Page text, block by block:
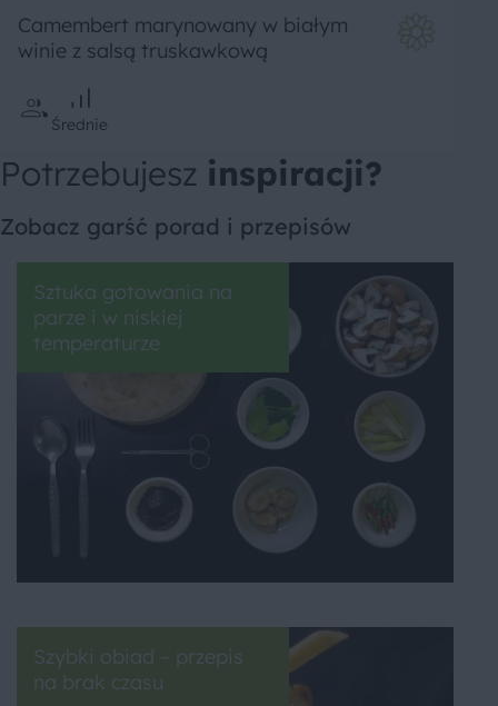
Camembert marynowany w białym
winie z salsą truskawkową
Średnie
Potrzebujesz inspiracji?
Zobacz garść porad i przepisów
Sztuka gotowania na
parze i w niskiej
temperaturze
Szybki obiad – przepis
na brak czasu